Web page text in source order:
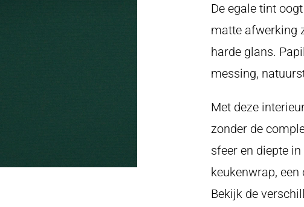
De egale tint
matte afwerking
harde glans.
messing,
Met deze
zonder de
sfeer en diepte
keukenwrap,
Bekijk de